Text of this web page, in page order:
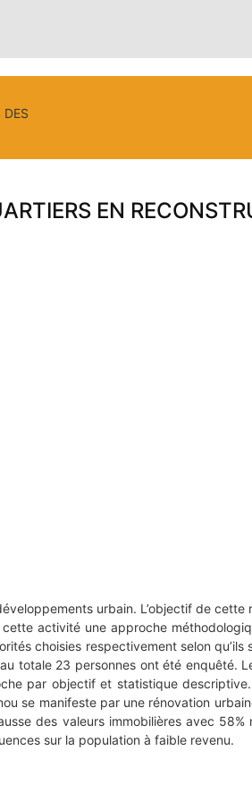
EN
urbain. L’objectif de cette
activité une approche
choisies respectivement selon qu’ils
totale 23 personnes ont été enquêté.
par objectif et statistique
se manifeste par une rénovation
des valeurs immobilières avec 58%
sur la population à faible revenu.